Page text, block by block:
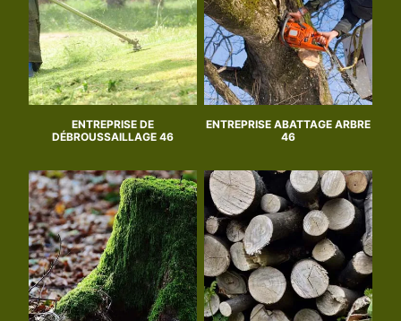
ENTREPRISE DE
DÉBROUSSAILLAGE 46
ENTREPRISE ABATTAGE ARBRE
46